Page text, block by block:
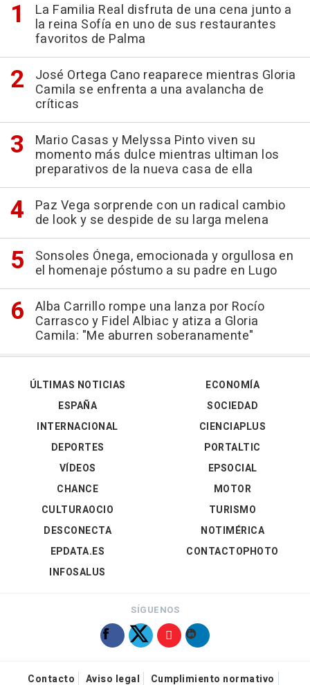
La Familia Real disfruta de una cena junto a
la reina Sofía en uno de sus restaurantes
favoritos de Palma
José Ortega Cano reaparece mientras Gloria
Camila se enfrenta a una avalancha de
críticas
Mario Casas y Melyssa Pinto viven su
momento más dulce mientras ultiman los
preparativos de la nueva casa de ella
Paz Vega sorprende con un radical cambio
de look y se despide de su larga melena
Sonsoles Ónega, emocionada y orgullosa en
el homenaje póstumo a su padre en Lugo
Alba Carrillo rompe una lanza por Rocío
Carrasco y Fidel Albiac y atiza a Gloria
Camila: "Me aburren soberanamente"
ÚLTIMAS NOTICIAS
ESPAÑA
INTERNACIONAL
DEPORTES
VÍDEOS
ECONOMÍA
SOCIEDAD
CIENCIAPLUS
PORTALTIC
EPSOCIAL
CHANCE
CULTURAOCIO
DESCONECTA
EPDATA.ES
INFOSALUS
MOTOR
TURISMO
NOTIMÉRICA
CONTACTOPHOTO
SÍGUENOS
Contacto Aviso legal Cumplimiento normativo